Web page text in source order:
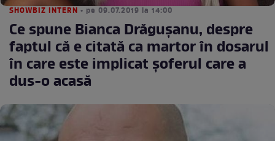
SHOWBIZ INTERN • pe 09.07.2019 la 14:00
Ce spune Bianca Drăgușanu, despre
faptul că e citată ca martor în dosarul
în care este implicat șoferul care a
dus-o acasă